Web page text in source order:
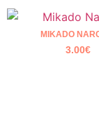
MIKADO
3.00€